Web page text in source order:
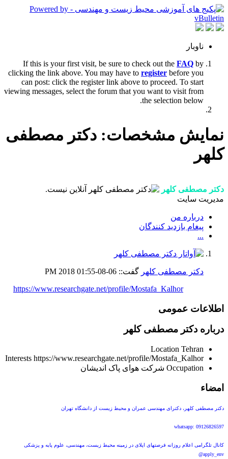
ناوبار
If this is your first visit, be sure to check out the FAQ by
clicking the link above. You may have to register before you
can post: click the register link above to proceed. To start
viewing messages, select the forum that you want to visit from
the selection below.
نمایش مشخصات: دکتر مصطفی
کلهر
دکتر مصطفی کلهر
مدیریت سایت
درباره من
پیغام بازدید کنندگان
...
دکتر مصطفی کلهر گفت:: 06-08-2018
01:55 PM
https://www.researchgate.net/profile/Mostafa_Kalhor
اطلاعات عمومی
درباره دکتر مصطفی کلهر
Location Tehran
Interests https://www.researchgate.net/profile/Mostafa_Kalhor
Occupation شرکت هوای پاک اندیشان
امضاء
دکتر مصطفی کلهر، دکترای مهندسی عمران و محیط زیست از دانشگاه تهران
whatsapp: 09126826597
کانال تلگرامی اعلام روزانه فرصتهای اپلای در زمینه محیط زیست، مهندسی، علوم پایه و پزشکی
apply_env@